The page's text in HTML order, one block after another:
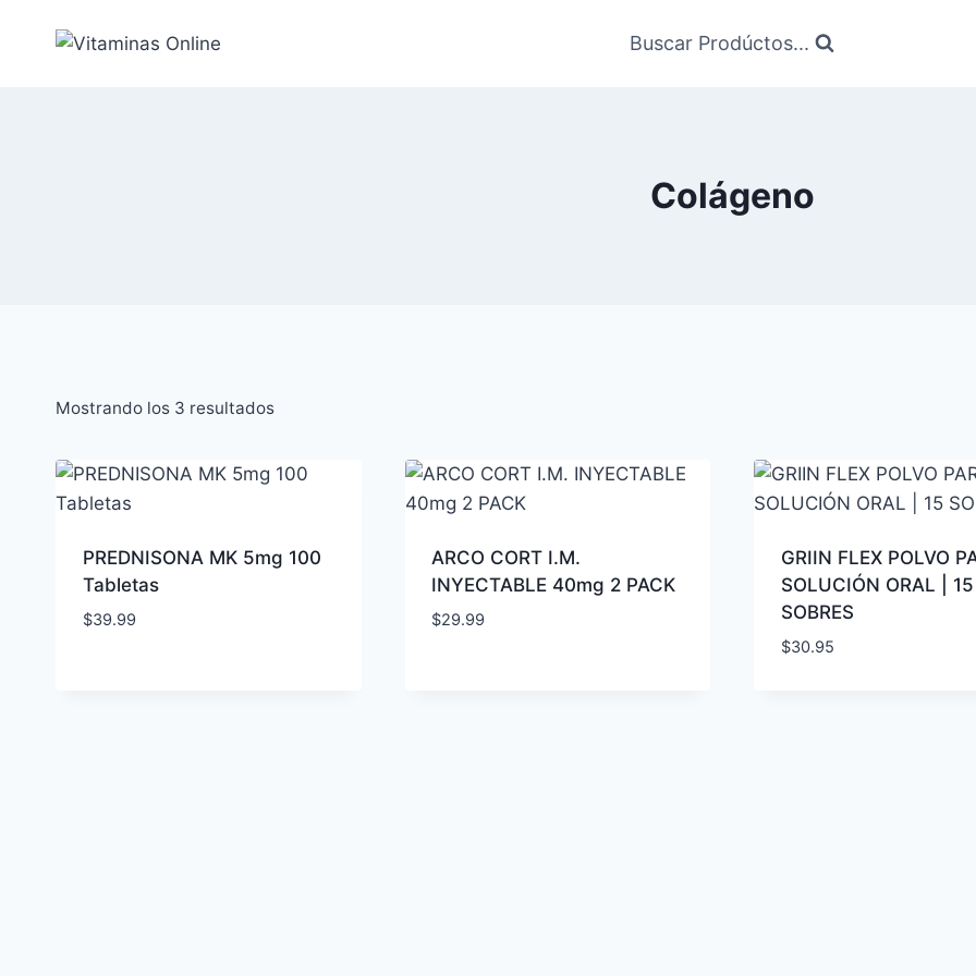
Buscar Prodúctos...
Colágeno
Mostrando los 3 resultadosOrdenado
popularidad
PREDNISONA MK 5mg 100
Tabletas
$39.99
ARCO CORT I.M.
INYECTABLE 40mg 2 PACK
$29.99
GRIIN FLEX POLVO
SOLUCIÓN ORAL | 15
SOBRES
$30.95